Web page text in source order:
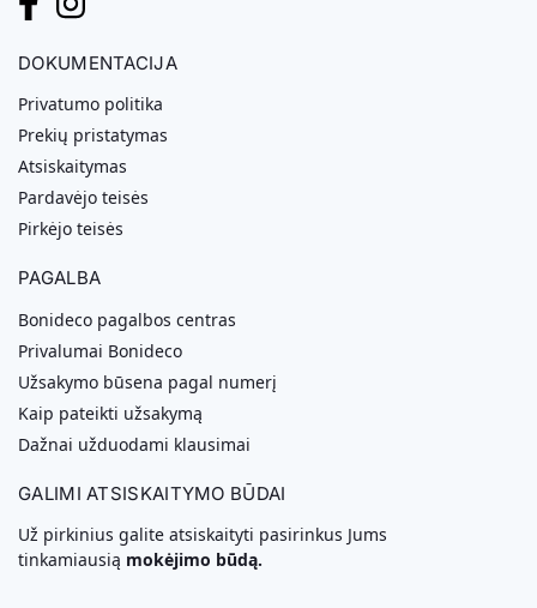
DOKUMENTACIJA
Privatumo politika
Prekių pristatymas
Atsiskaitymas
Pardavėjo teisės
Pirkėjo teisės
PAGALBA
Bonideco pagalbos centras
Privalumai Bonideco
Užsakymo būsena pagal numerį
Kaip pateikti užsakymą
Dažnai užduodami klausimai
GALIMI ATSISKAITYMO BŪDAI
Už pirkinius galite atsiskaityti pasirinkus Jums
tinkamiausią mokėjimo būdą.